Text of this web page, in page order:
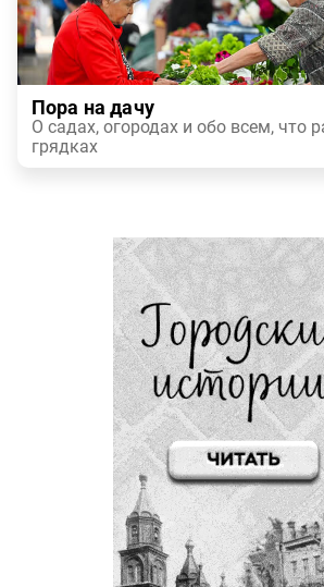
Пора на дачу
О садах, огородах и обо всем, что
грядках